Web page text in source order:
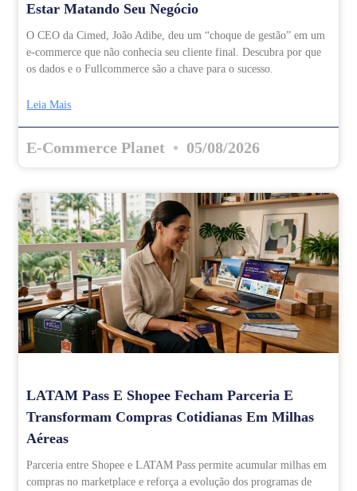
Estar Matando Seu Negócio
O CEO da Cimed, João Adibe, deu um “choque de gestão” em um
e-commerce que não conhecia seu cliente final. Descubra por que
os dados e o Fullcommerce são a chave para o sucesso.
Leia Mais
E-Commerce Planet 05/08/2026
LATAM Pass E Shopee Fecham Parceria E
Transformam Compras Cotidianas Em Milhas
Aéreas
Parceria entre Shopee e LATAM Pass permite acumular milhas em
compras no marketplace e reforça a evolução dos programas de